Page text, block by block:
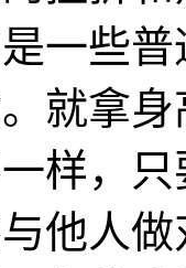
一些
就拿
样，
他人